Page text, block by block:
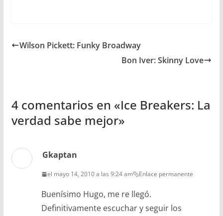
Wilson Pickett: Funky Broadway
Bon Iver: Skinny Love
4 comentarios en «Ice Breakers: La
verdad sabe mejor»
Gkaptan
el mayo 14, 2010 a las 9:24 am Enlace permanente
Buenísimo Hugo, me re llegó.
Definitivamente escuchar y seguir los